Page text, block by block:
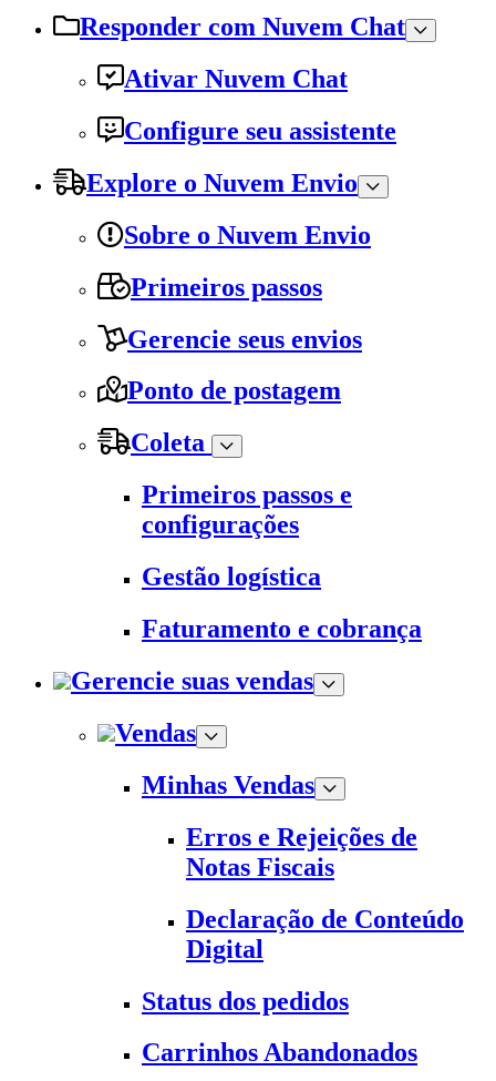
Responder com Nuvem Chat
Ativar Nuvem Chat
Configure seu assistente
Explore o Nuvem Envio
Sobre o Nuvem Envio
Primeiros passos
Gerencie seus envios
Ponto de postagem
Coleta
Primeiros passos e
configurações
Gestão logística
Faturamento e cobrança
Gerencie suas vendas
Vendas
Minhas Vendas
Erros e Rejeições de
Notas Fiscais
Declaração de Conteúdo
Digital
Status dos pedidos
Carrinhos Abandonados